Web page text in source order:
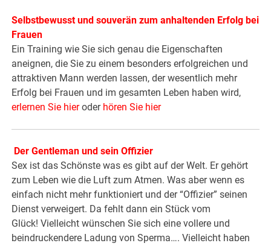
Selbstbewusst und souverän zum anhaltenden Erfolg bei
Frauen
Ein Training wie Sie sich genau die Eigenschaften
aneignen, die Sie zu einem besonders erfolgreichen und
attraktiven Mann werden lassen, der wesentlich mehr
Erfolg bei Frauen und im gesamten Leben haben wird,
erlernen Sie hieroder hören Sie hier
Der Gentleman und sein Offizier
Sex ist das Schönste was es gibt auf der Welt. Er gehört
zum Leben wie die Luft zum Atmen. Was aber wenn es
einfach nicht mehr funktioniert und der “Offizier” seinen
Dienst verweigert. Da fehlt dann ein Stück vom
Glück! Vielleicht wünschen Sie sich eine vollere und
beindruckendere Ladung von Sperma…. Vielleicht haben